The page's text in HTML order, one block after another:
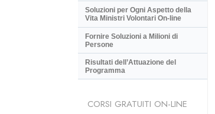
Soluzioni per Ogni Aspetto della
Vita Ministri Volontari On-line
Fornire Soluzioni a Milioni di
Persone
Risultati dell’Attuazione del
Programma
CORSI GRATUITI ON-LINE